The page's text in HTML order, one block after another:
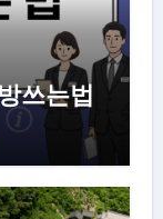
쓰는법